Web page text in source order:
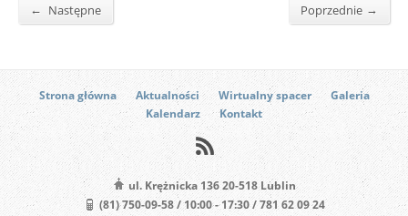
← Następne Poprzednie →
Strona główna Aktualności Wirtualny spacer
Galeria
Kalendarz
Kontakt
ul. Krężnicka 136 20-518 Lublin
(81) 750-09-58 / 10:00 - 17:30 / 781 62 09 24